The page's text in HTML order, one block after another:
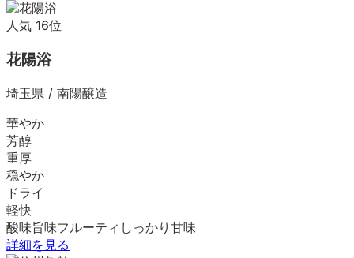
人気 16位
花陽浴
埼玉県 / 南陽醸造
華やか
芳醇
重厚
穏やか
ドライ
軽快
酸味旨味フルーティ しっかり 甘味
詳細を見る